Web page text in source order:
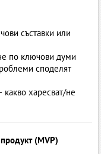
съставки или
по ключови думи
споделят
какво харесват/не
(MVP)